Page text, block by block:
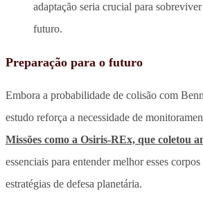
adaptação seria crucial para
futuro.
Preparação para o futuro
Embora a probabilidade de colisão com
estudo reforça a necessidade de
Missões como a Osiris-REx, que coletou
essenciais para entender melhor esses
estratégias de defesa planetária.